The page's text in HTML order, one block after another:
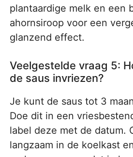
plantaardige melk en een
ahornsiroop voor een
glanzend effect.
Veelgestelde vraag 5:
de saus invriezen?
Je kunt de saus tot 3
Doe dit in een
label deze met de datum.
langzaam in de koelkast